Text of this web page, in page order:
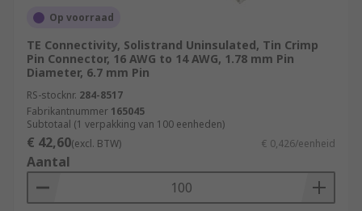
Op voorraad
TE Connectivity, Solistrand Uninsulated, Tin Crimp
Pin Connector, 16 AWG to 14 AWG, 1.78 mm Pin
Diameter, 6.7 mm Pin
RS-stocknr. 284-8517
Fabrikantnummer 165045
Subtotaal (1 verpakking van 100 eenheden)
€ 42,60(excl. BTW) € 0,426/eenheid
Aantal